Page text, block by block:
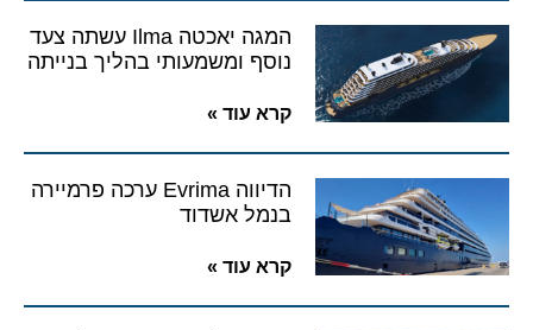
המגה יאכטה Ilma עשתה צעד
נוסף ומשמעותי בהליך בנייתה
קרא עוד »
הדיווה Evrima ערכה פרמיירה
בנמל אשדוד
קרא עוד »